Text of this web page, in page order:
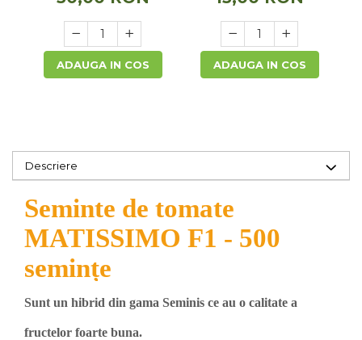
Accesorii si consumabile scule
pneumatice
Cricuri pneumatice
Echipamente electrice
Benzi izolatoare
Role Prelungitoare
Polizoare unghiulare
Echipamente auto
Unelte de mana
Podele hidraulice & Presa de banc
& Truse reparatii caroserie
ADAUGA IN COS ADAUGA IN COS
Descriere
Seminte de tomate
MATISSIMO F1 - 500
semințe
Sunt un hibrid din gama Seminis ce au o calitate a
fructelor foarte buna.